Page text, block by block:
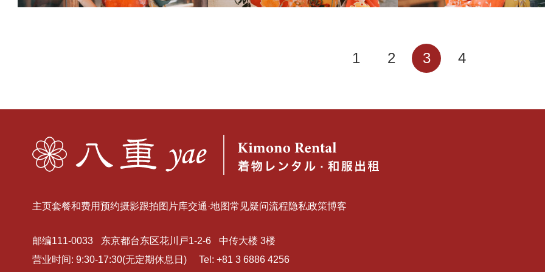
1 2 3 4
主页套餐和费用预约摄影跟拍图片库交通·地图常见疑问流程隐私政策博客
邮编111-0033 东京都台东区花川戸1-2-6
中传大楼 3楼
营业时间: 9:30-17:30(无定期休息日)
Tel: +81 3 6886 4256